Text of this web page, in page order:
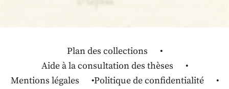
Plan des collections
Aide à la consultation des thèses
Mentions légales
Politique de confidentialité